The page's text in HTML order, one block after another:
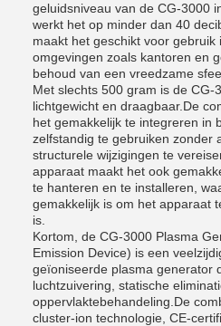
geluidsniveau van de CG-3000
werkt het op minder dan 40
maakt het geschikt voor gebruik
omgevingen zoals kantoren en
behoud van een vreedzame
Met slechts 500 gram is de CG-
lichtgewicht en draagbaar.De
het gemakkelijk te integreren in
zelfstandig te gebruiken zonder
structurele wijzigingen te
apparaat maakt het ook
te hanteren en te installeren,
gemakkelijk is om het apparaat
is.
Kortom, de CG-3000 Plasma
Emission Device) is een
geïoniseerde plasma generator
luchtzuivering, statische
oppervlaktebehandeling.De
cluster-ion technologie, CE-